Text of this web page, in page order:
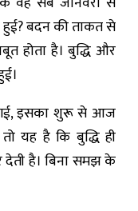
बदन की ताकत से
होता है। बुद्धि और
इसका शुरू से आज
यह है कि बुद्धि ही
है। बिना समझ के